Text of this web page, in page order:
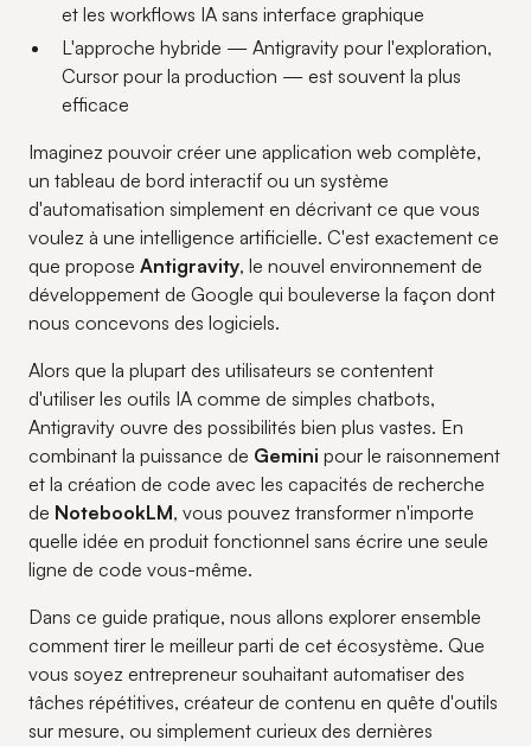
et les workflows IA sans interface graphique
L'approche hybride — Antigravity pour l'exploration,
Cursor pour la production — est souvent la plus
efficace
Imaginez pouvoir créer une application web complète,
un tableau de bord interactif ou un système
d'automatisation simplement en décrivant ce que vous
voulez à une intelligence artificielle. C'est exactement ce
que propose Antigravity, le nouvel environnement de
développement de Google qui bouleverse la façon dont
nous concevons des logiciels.
Alors que la plupart des utilisateurs se contentent
d'utiliser les outils IA comme de simples chatbots,
Antigravity ouvre des possibilités bien plus vastes. En
combinant la puissance de Gemini pour le raisonnement
et la création de code avec les capacités de recherche
de NotebookLM, vous pouvez transformer n'importe
quelle idée en produit fonctionnel sans écrire une seule
ligne de code vous-même.
Dans ce guide pratique, nous allons explorer ensemble
comment tirer le meilleur parti de cet écosystème. Que
vous soyez entrepreneur souhaitant automatiser des
tâches répétitives, créateur de contenu en quête d'outils
sur mesure, ou simplement curieux des dernières